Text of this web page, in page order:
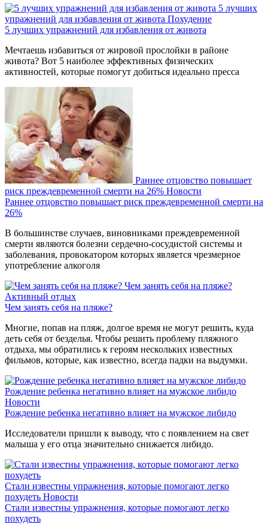
5 лучших
упражнений для избавления от живота Похудение
5 лучших упражнений для избавления от живота
Мечтаешь избавиться от жировой прослойки в районе
живота? Вот 5 наиболее эффективных физических
активностей, которые помогут добиться идеально пресса
Раннее отцовство повышает
риск преждевременной смерти на 26% Новости
Раннее отцовство повышает риск преждевременной смерти на
26%
В большинстве случаев, виновниками преждевременной
смерти являются болезни сердечно-сосудистой системы и
заболевания, провокатором которых является чрезмерное
употребление алкоголя
Чем занять себя на пляже?
Активный отдых
Чем занять себя на пляже?
Многие, попав на пляж, долгое время не могут решить, куда
деть себя от безделья. Чтобы решить проблему пляжного
отдыха, мы обратились к героям нескольких известных
фильмов, которые, как известно, всегда падки на выдумки.
Рождение ребенка негативно влияет на мужское либидо
Новости
Рождение ребенка негативно влияет на мужское либидо
Исследователи пришли к выводу, что с появлением на свет
малыша у его отца значительно снижается либидо.
Стали известны упражнения, которые помогают легко
похудеть Новости
Стали известны упражнения, которые помогают легко
похудеть